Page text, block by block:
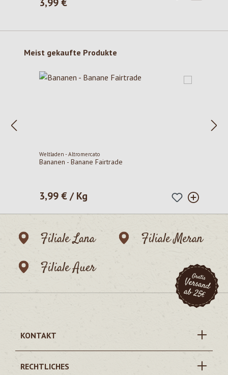
Regulärer Preis:
Produktgalerie überspringen
Meist gekaufte Produkte
Weltladen - Altromercato
Bananen - Banane Fairtrade
Regulärer Preis:
3,99 € / Kg
Filiale Lana
Filiale Meran
Filiale Auer
KONTAKT
RECHTLICHES